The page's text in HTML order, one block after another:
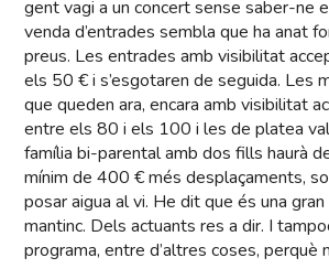
gent vagi a un concert sense saber-ne
venda d’entrades sembla que ha anat
preus. Les entrades amb visibilitat
els 50 € i s’esgotaren de seguida. Les
que queden ara, encara amb visibilitat
entre els 80 i els 100 i les de platea
família bi-parental amb dos fills haurà
mínim de 400 € més desplaçaments,
posar aigua al vi. He dit que és una
mantinc. Dels actuants res a dir. I
programa, entre d’altres coses, perquè